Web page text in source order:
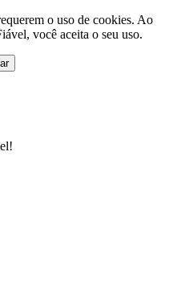
o uso de cookies. Ao
você aceita o seu uso.